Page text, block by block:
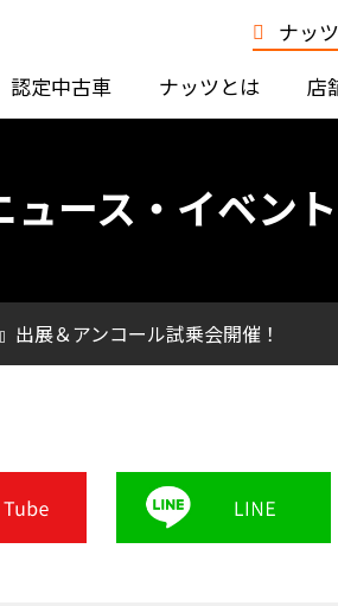
認定中古車 ナッツとは 店
ナッ
ュース・イベント
出展＆アンコール試乗会開催！